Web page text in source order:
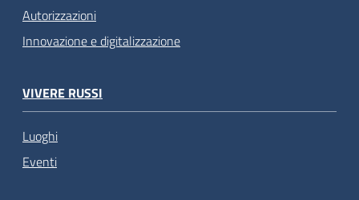
Autorizzazioni
Innovazione e digitalizzazione
VIVERE RUSSI
Luoghi
Eventi